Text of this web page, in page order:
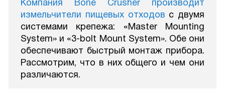
Компания Bone Crusher производит
измельчители пищевых отходов с двумя
системами крепежа: «Master Mounting
System» и «3-bolt Mount System». Обе они
обеспечивают быстрый монтаж прибора.
Рассмотрим, что в них общего и чем они
различаются.